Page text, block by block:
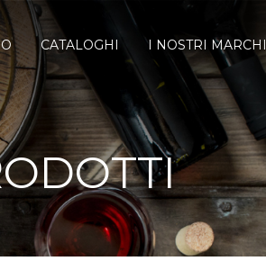
CATALOGHI I NOSTRI MARCHI